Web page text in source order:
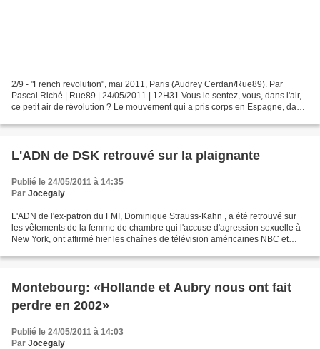
2/9 - "French revolution", mai 2011, Paris (Audrey Cerdan/Rue89). Par
Pascal Riché | Rue89 | 24/05/2011 | 12H31 Vous le sentez, vous, dans l'air,
ce petit air de révolution ? Le mouvement qui a pris corps en Espagne, dans
L'ADN de DSK retrouvé sur la plaignante
Publié le 24/05/2011 à 14:35
Par Jocegaly
L'ADN de l'ex-patron du FMI, Dominique Strauss-Kahn , a été retrouvé sur
les vêtements de la femme de chambre qui l'accuse d'agression sexuelle à
New York, ont affirmé hier les chaînes de télévision américaines NBC et
Montebourg: «Hollande et Aubry nous ont fait
perdre en 2002»
Publié le 24/05/2011 à 14:03
Par Jocegaly